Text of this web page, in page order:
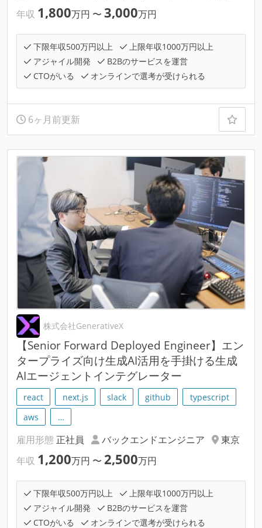
年収 1,800万円 〜 3,000万円
下限年収500万円以上
上限年収1000万円以上
アジャイル開発
B2Bのサービスを運営
CTOがいる
オンラインで選考が受けられる
6ヶ月前更新
株式会社GenerativeX
【Senior Forward Deployed Engineer】エン
タープライズ向け生成AI活用を手掛ける生成
AIエージェントインテグレーター
react next.js slack github
typescript
aws
…
雇用形態 正社員 バックエンドエンジニア
東京
年収 1,200万円 〜 2,500万円
下限年収500万円以上
上限年収1000万円以上
アジャイル開発
B2Bのサービスを運営
CTOがいる
オンラインで選考が受けられる